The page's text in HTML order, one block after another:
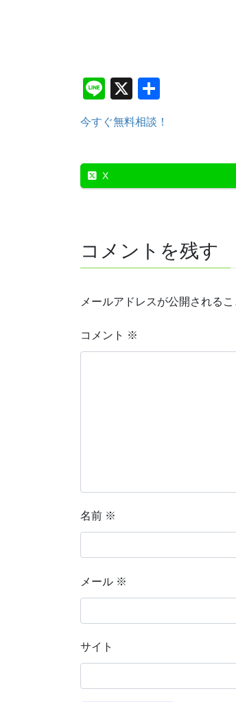
Li
n
e
X
今すぐ無料相談！
X
コメントを残す
メールアドレスが公開されるこ
コメント ※
名前 ※
メール ※
サイト